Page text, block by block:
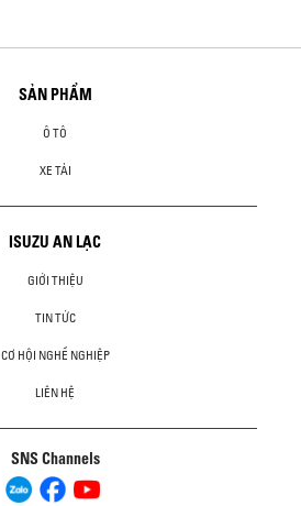
SẢN PHẨM
Ô TÔ
XE TẢI
ISUZU AN LẠC
GIỚI THIỆU
TIN TỨC
CƠ HỘI NGHỀ NGHIỆP
LIÊN HỆ
SNS Channels